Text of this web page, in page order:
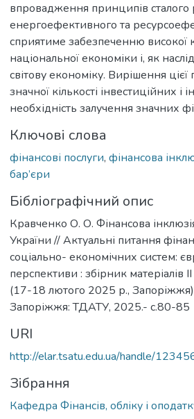
впровадження принципів сталого
енергоефективного та
сприятиме забезпеченню високої
національної економіки і, як
світову економіку. Вирішення
значної кількості інвестиційних
необхідність залучення значних
Ключові слова
фінансові послуги, фінансова
бар’єри
Бібліографічний опис
Кравченко О. О. Фінансова
України // Актуальні питання
соціально- економічних систем:
перспективи : збірник матеріалів
(17-18 лютого 2025 р.,
Запоріжжя: ТДАТУ, 2025.- с.80-85
URI
http://elar.tsatu.edu.ua/handle/
Зібрання
Кафедра Фінансів, обліку і